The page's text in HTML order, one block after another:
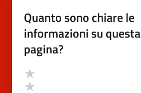
Quanto sono chiare le
informazioni su questa
pagina?
Valutazione